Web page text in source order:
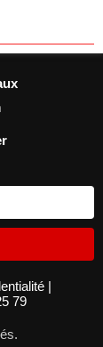
|
79